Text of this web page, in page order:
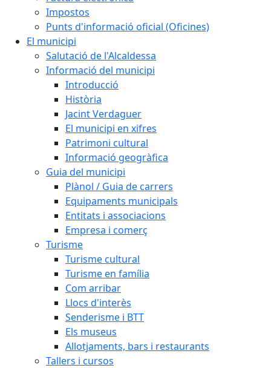
Impostos
Punts d'informació oficial (Oficines)
El municipi
Salutació de l'Alcaldessa
Informació del municipi
Introducció
Història
Jacint Verdaguer
El municipi en xifres
Patrimoni cultural
Informació geogràfica
Guia del municipi
Plànol / Guia de carrers
Equipaments municipals
Entitats i associacions
Empresa i comerç
Turisme
Turisme cultural
Turisme en família
Com arribar
Llocs d'interès
Senderisme i BTT
Els museus
Allotjaments, bars i restaurants
Tallers i cursos